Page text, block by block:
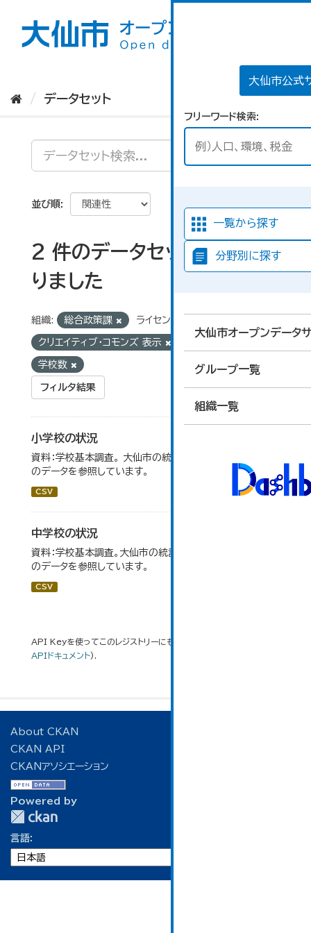
大仙市公式
フリーワード検索
一覧から探す
分野別に探す
大仙市オープンデータ
グループ一覧
組織一覧
データセット
並び順
2 件のデータセットが見つか
りました
組織: 総合政策課 ライセンス:
クリエイティブ・コモンズ 表示
学校数
フィルタ結果
小学校の状況
資料：学校基本調査。 大仙市の統計「14-3 小学校の状況」
のデータを参照しています。
CSV
中学校の状況
資料：学校基本調査。大仙市の統計「14-5 中学校の状況」
のデータを参照しています。
CSV
API Keyを使ってこのレジストリーにもアクセス可能です
APIドキュメント).
About CKAN
CKAN API
CKANアソシエーション
Powered by
言語